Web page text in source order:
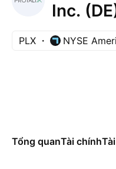
Inc.
PLX NYSE
Tổng quanTài chính